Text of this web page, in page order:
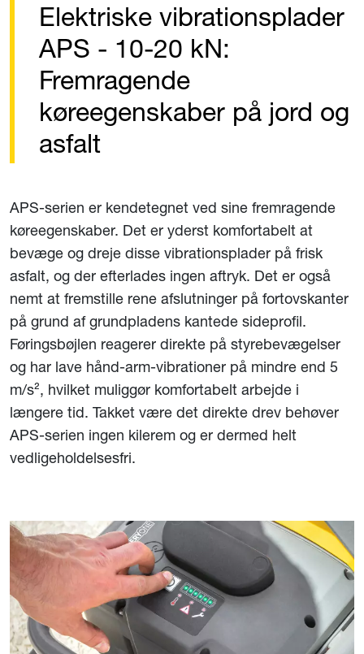
Elektriske vibrationsplader
APS - 10-20 kN:
Fremragende
køreegenskaber på jord og
asfalt
APS-serien er kendetegnet ved sine fremragende
køreegenskaber. Det er yderst komfortabelt at
bevæge og dreje disse vibrationsplader på frisk
asfalt, og der efterlades ingen aftryk. Det er også
nemt at fremstille rene afslutninger på fortovskanter
på grund af grundpladens kantede sideprofil.
Føringsbøjlen reagerer direkte på styrebevægelser
og har lave hånd-arm-vibrationer på mindre end 5
m/s², hvilket muliggør komfortabelt arbejde i
længere tid. Takket være det direkte drev behøver
APS-serien ingen kilerem og er dermed helt
vedligeholdelsesfri.